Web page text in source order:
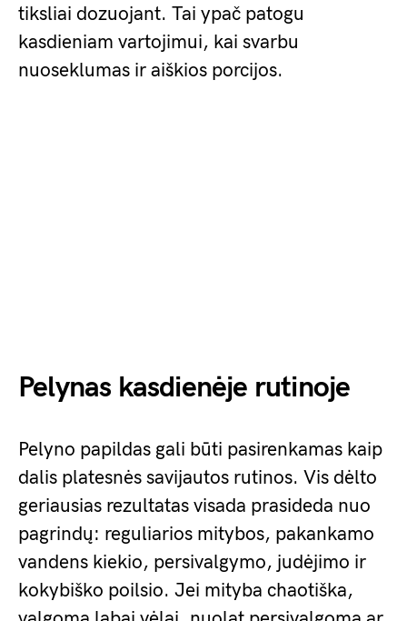
tiksliai dozuojant. Tai ypač patogu
kasdieniam vartojimui, kai svarbu
nuoseklumas ir aiškios porcijos.
Pelynas kasdienėje rutinoje
Pelyno papildas gali būti pasirenkamas kaip
dalis platesnės savijautos rutinos. Vis dėlto
geriausias rezultatas visada prasideda nuo
pagrindų: reguliarios mitybos, pakankamo
vandens kiekio, persivalgymo, judėjimo ir
kokybiško poilsio. Jei mityba chaotiška,